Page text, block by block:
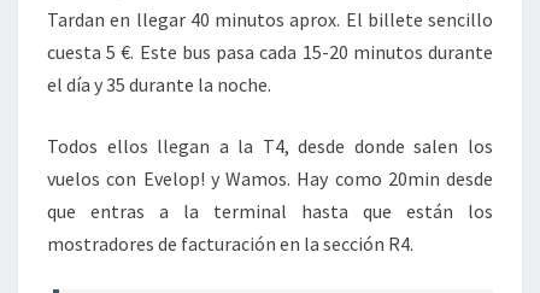
Tardan en llegar 40 minutos aprox. El billete sencillo
cuesta 5 €. Este bus pasa cada 15-20 minutos durante
el día y 35 durante la noche.
Todos ellos llegan a la T4, desde donde salen los
vuelos con Evelop! y Wamos. Hay como 20min desde
que entras a la terminal hasta que están los
mostradores de facturación en la sección R4.